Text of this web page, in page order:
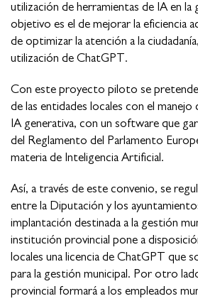
utilización de herramientas de IA en la
objetivo es el de mejorar la eficiencia
de optimizar la atención a la
utilización de ChatGPT.
Con este proyecto piloto se pretende
de las entidades locales con el manejo
IA generativa, con un software que
del Reglamento del Parlamento
materia de Inteligencia Artificial.
Así, a través de este convenio, se
entre la Diputación y los
implantación destinada a la gestión
institución provincial pone a
locales una licencia de ChatGPT que
para la gestión municipal. Por otro
provincial formará a los empleados